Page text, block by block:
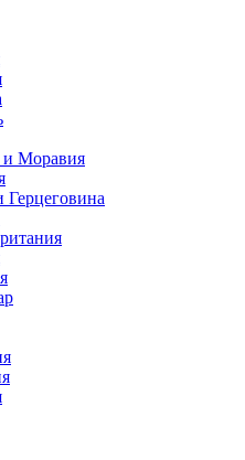
и Моравия
Герцеговина